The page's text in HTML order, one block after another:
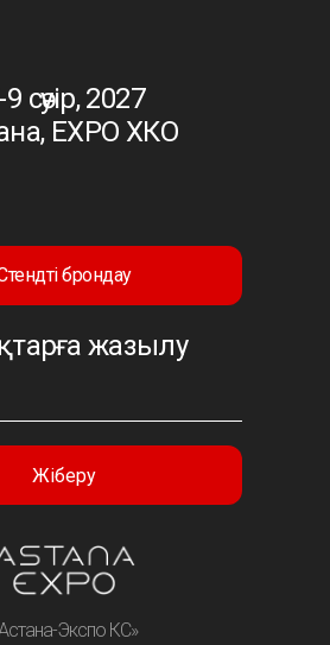
Экспо КС»
сәуір, 2027
EXPO ХКО
брондау
жазылу
Жіберу